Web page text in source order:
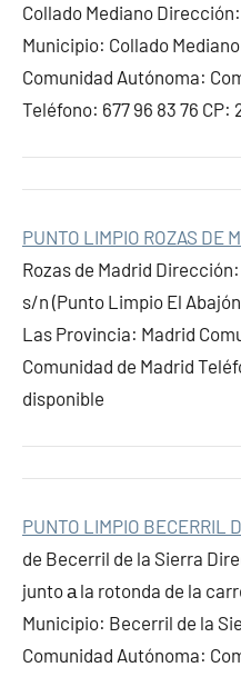
Collado Mediano
Municipio: Collado
Comunidad Autónoma:
Teléfono: 677 96 83 76 CP:
PUNTO LIMPIO ROZAS DE
Rozas de Madrid
s/n (Punto Limpio El
Las Provincia: Madrid
Comunidad de Madrid
disponible
PUNTO LIMPIO BECERRIL
de Becerril de la Sierra
junto а la rotonda de la
Municipio: Becerril de la
Comunidad Autónoma: